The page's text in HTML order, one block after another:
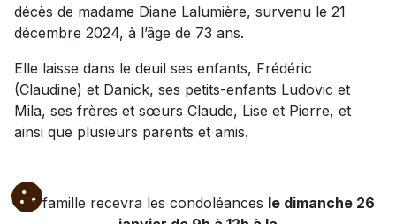
décès de madame Diane Lalumière, survenu le 21
décembre 2024, à l’âge de 73 ans.
Elle laisse dans le deuil ses enfants, Frédéric
(Claudine) et Danick, ses petits-enfants Ludovic et
Mila, ses frères et sœurs Claude, Lise et Pierre, et
ainsi que plusieurs parents et amis.
La famille recevra les condoléances le dimanche 26